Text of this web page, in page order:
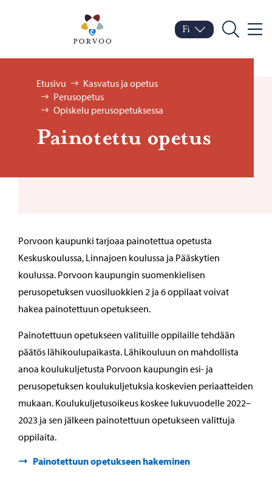
Porvoo – Siirry
Vaihda kieltä
Nykyinen kieli: Suomi
Fi
Hae
Selaa:
Etusivu
Kasvatus ja opetus
Perusopetus
Opiskelu perusopetuksessa
Pai­no­tet­tu ope­tus
Porvoon kaupunki tarjoaa painotettua opetusta
Keskuskoulussa, Linnajoen koulussa ja Pääskytien
koulussa. Porvoon kaupungin suomenkielisen
perusopetuksen vuosiluokkien 2 ja 6 oppilaat voivat
hakea painotettuun opetukseen.
Painotettuun opetukseen valituille oppilaille tehdään
päätös lähikoulupaikasta. Lähikouluun on mahdollista
anoa koulukuljetusta Porvoon kaupungin esi- ja
perusopetuksen koulukuljetuksia koskevien periaatteiden
mukaan. Koulukuljetusoikeus koskee lukuvuodelle 2022–
2023 ja sen jälkeen painotettuun opetukseen valittuja
oppilaita.
Painotettuun opetukseen hakeminen